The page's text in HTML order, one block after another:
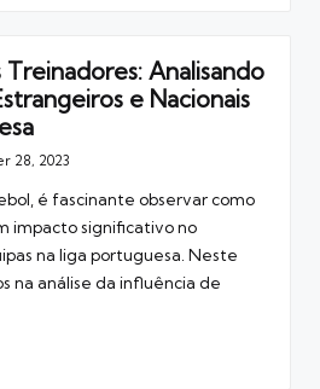
Analisando
e Nacionais
28, 2023
é fascinante observar como
impacto significativo no
na liga portuguesa. Neste
na análise da influência de